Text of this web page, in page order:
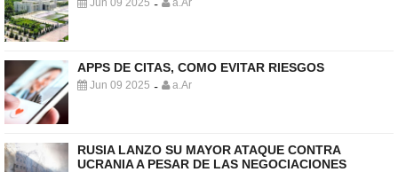
Jun 09 2025 - a.Ar
APPS DE CITAS, COMO EVITAR RIESGOS
Jun 09 2025 - a.Ar
RUSIA LANZO SU MAYOR ATAQUE CONTRA
UCRANIA A PESAR DE LAS NEGOCIACIONES